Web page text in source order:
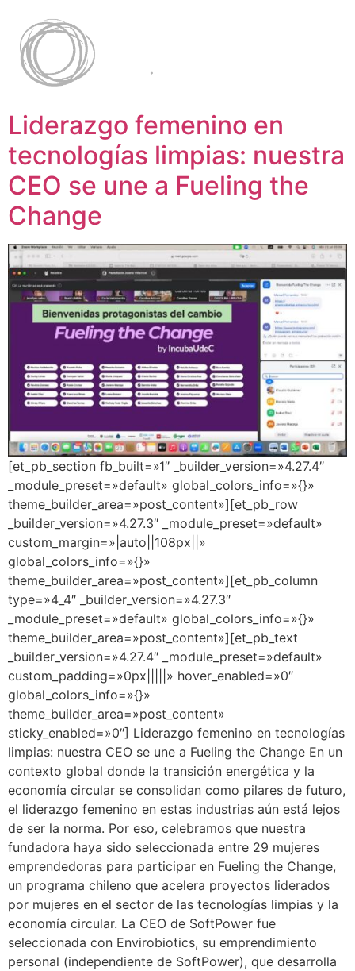
Liderazgo femenino en
tecnologías limpias: nuestra
CEO se une a Fueling the
Change
[et_pb_section fb_built=»1″ _builder_version=»4.27.4″
_module_preset=»default» global_colors_info=»{}»
theme_builder_area=»post_content»][et_pb_row
_builder_version=»4.27.3″ _module_preset=»default»
custom_margin=»|auto||108px||»
global_colors_info=»{}»
theme_builder_area=»post_content»][et_pb_column
type=»4_4″ _builder_version=»4.27.3″
_module_preset=»default» global_colors_info=»{}»
theme_builder_area=»post_content»][et_pb_text
_builder_version=»4.27.4″ _module_preset=»default»
custom_padding=»0px|||||» hover_enabled=»0″
global_colors_info=»{}»
theme_builder_area=»post_content»
sticky_enabled=»0″] Liderazgo femenino en tecnologías
limpias: nuestra CEO se une a Fueling the Change En un
contexto global donde la transición energética y la
economía circular se consolidan como pilares de futuro,
el liderazgo femenino en estas industrias aún está lejos
de ser la norma. Por eso, celebramos que nuestra
fundadora haya sido seleccionada entre 29 mujeres
emprendedoras para participar en Fueling the Change,
un programa chileno que acelera proyectos liderados
por mujeres en el sector de las tecnologías limpias y la
economía circular. La CEO de SoftPower fue
seleccionada con Envirobiotics, su emprendimiento
personal (independiente de SoftPower), que desarrolla